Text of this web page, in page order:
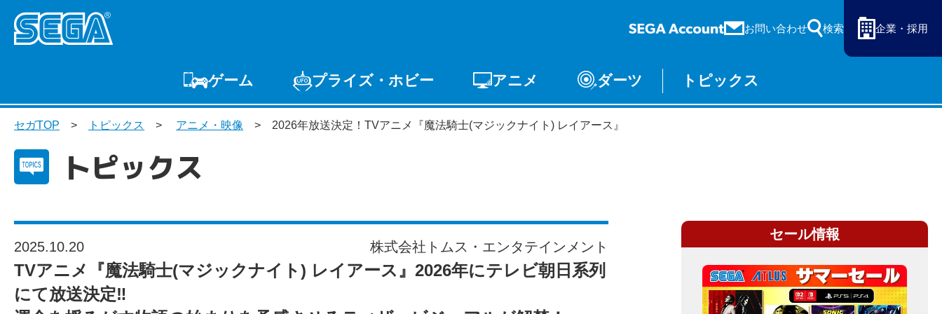
お問い合わせ 検索 企業・採用
ゲーム
ゲームTOP 家庭用ゲーム PCゲーム スマホゲーム アーケードゲーム
プライズ・ホビー
プライズ トイ S-FIRE セガ ラッキーくじ
オンライン
アニメ ダーツ トピックス
セガTOP トピックス アニメ・映像 2026年放送決定！TVアニメ『魔法騎士(マジックナイト) レイアース』
トピックス
2025.10.20 株式会社トムス・エンタテインメント
TVアニメ『魔法騎士(マジックナイト) レイアース』2026年にテレビ朝日系列
にて放送決定‼
セール情報